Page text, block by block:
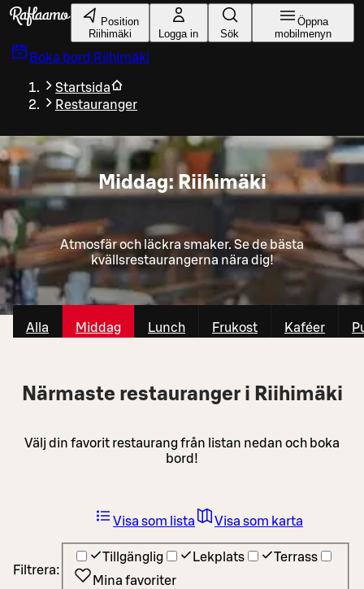
Gå till huvudinnehållet
Position
Riihimäki
Logga in Sök
Öppna
mobilmenyn
Boka bord Riihimäki
Startsida
Restauranger
Middag: Riihimäki
Atmosfär och läckra smaker. Se de bästa
kvällsrestaurangerna nära dig!
Alla Middag Lunch Frukost Kaféer
Närmaste restauranger i Riihimäki
Välj din favorit restaurang från listan nedan och boka
bord!
Filtrera:
Tillgänglig Lekplats
Terrass
Mina favoriter
Visa som lista Visa som karta